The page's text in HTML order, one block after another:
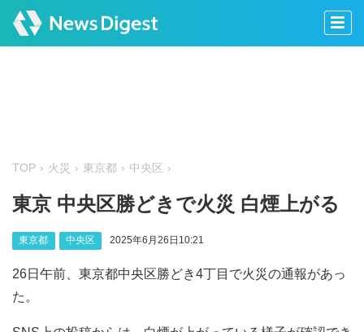
TOP 火災 東京都 中央区
東京 中央区勝どきで火災 白煙上がる
東京都 中央区 2025年6月26日10:21
26日午前、東京都中央区勝どき4丁目で火災の通報があっ
た。